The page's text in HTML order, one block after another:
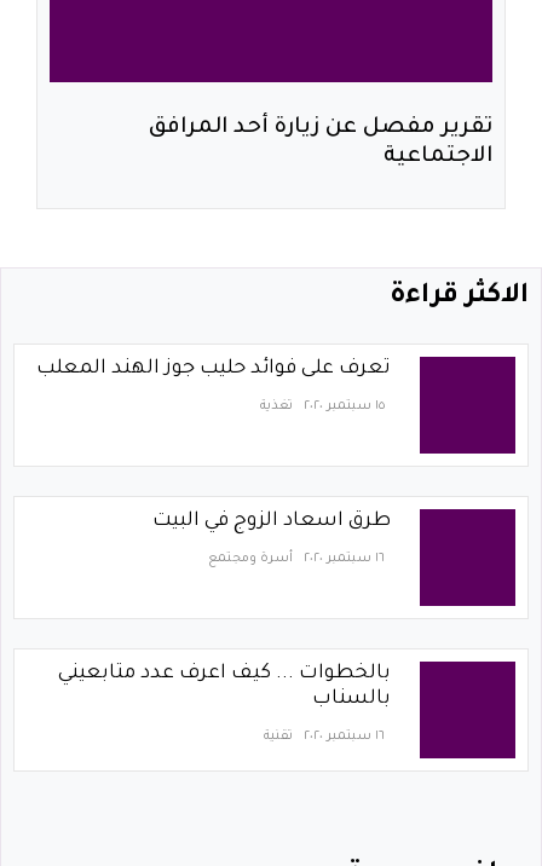
تقرير مفصل عن زيارة أحد المرافق
الاجتماعية
الاكثر قراءة
تعرف على فوائد حليب جوز الهند المعلب
١٥ سبتمبر ٢٠٢٠ تغذية
طرق اسعاد الزوج في البيت
١٦ سبتمبر ٢٠٢٠ أسرة ومجتمع
بالخطوات ... كيف اعرف عدد متابعيني
بالسناب
١٦ سبتمبر ٢٠٢٠ تقنية